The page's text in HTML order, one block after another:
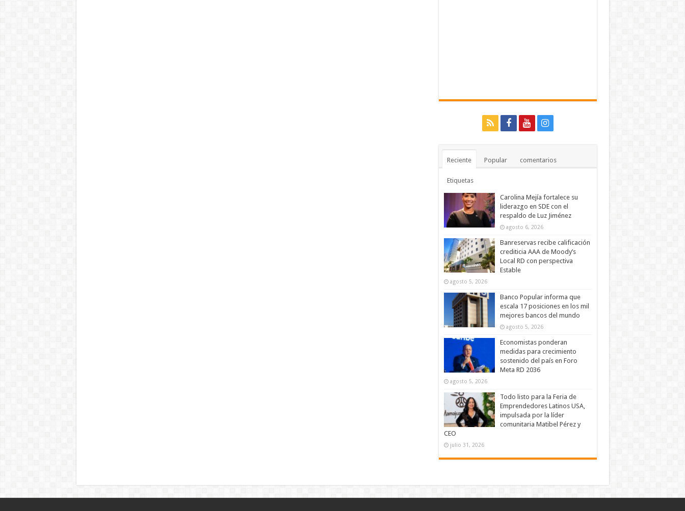
Reciente Popular comentarios
Etiquetas
Carolina Mejía fortalece su
liderazgo en SDE con el
respaldo de Luz Jiménez
agosto 6, 2026
Banreservas recibe calificación
crediticia AAA de Moody’s
Local RD con perspectiva
Estable
agosto 5, 2026
Banco Popular informa que
escala 17 posiciones en los mil
mejores bancos del mundo
agosto 5, 2026
Economistas ponderan
medidas para crecimiento
sostenido del país en Foro
Meta RD 2036
agosto 5, 2026
Todo listo para la Feria de
Emprendedores Latinos USA,
impulsada por la líder
comunitaria Matibel Pérez y
CEO
julio 31, 2026